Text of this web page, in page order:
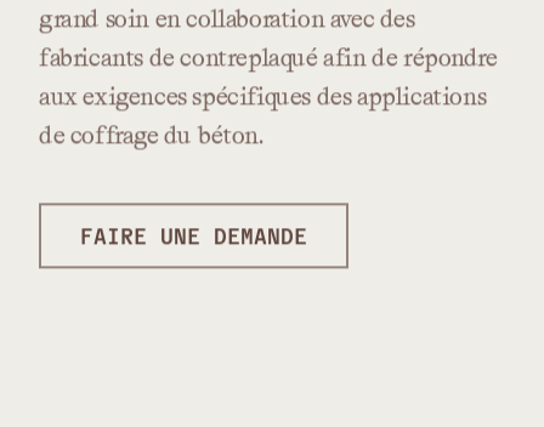
grand soin en collaboration avec des
fabricants de contreplaqué afin de répondre
aux exigencesspécifiques desapplications
de coffrage du béton.
FAIRE UNE DEMANDE